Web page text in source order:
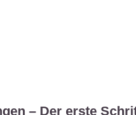
– Der erste